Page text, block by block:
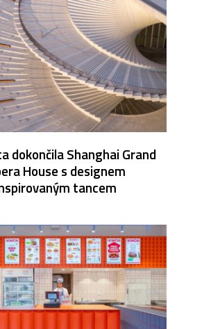
dokončila Shanghai Grand
House s designem
tancem